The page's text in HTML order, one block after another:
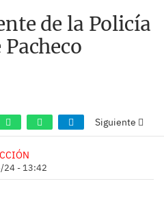
de la Policía
Siguiente
24 - 13:42